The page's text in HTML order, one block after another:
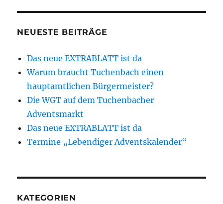
NEUESTE BEITRÄGE
Das neue EXTRABLATT ist da
Warum braucht Tuchenbach einen
hauptamtlichen Bürgermeister?
Die WGT auf dem Tuchenbacher
Adventsmarkt
Das neue EXTRABLATT ist da
Termine „Lebendiger Adventskalender“
KATEGORIEN